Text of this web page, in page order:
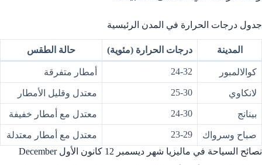
جدول درجات الحرارة في المدن الرئيسية
المدينة درجات الحرارة (مئوية) حالة الطقس
كوالالمبور 24-32 أمطار متفرقة
لانكاوي 25-30 معتدل وقليل الأمطار
بينانج 24-30 معتدل مع أمطار خفيفة
صباح وسرواك 23-29
معتدل مع أمطار معتدلة
نصائح السياحة في ماليزيا شهر ديسمبر 12 كانون الأول December